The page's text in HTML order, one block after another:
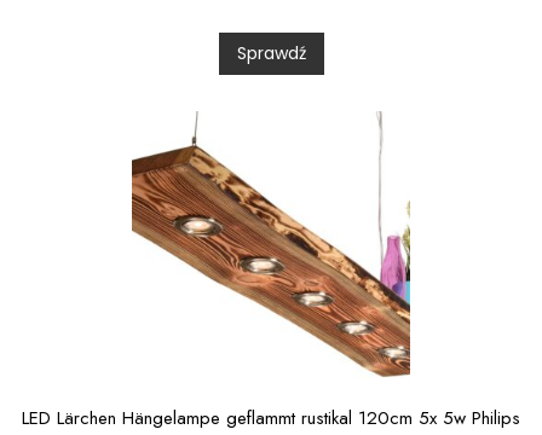
0
o
u
t
Sprawdź
LED Lärchen Hängelampe geflammt rustikal 120cm 5x 5w Philips